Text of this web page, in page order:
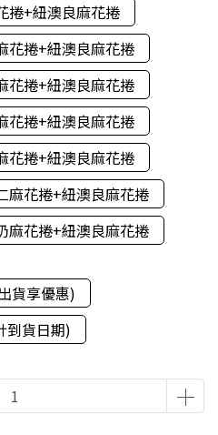
捲+紐澳良麻花捲
花捲+紐澳良麻花捲
花捲+紐澳良麻花捲
花捲+紐澳良麻花捲
花捲+紐澳良麻花捲
麻花捲+紐澳良麻花捲
麻花捲+紐澳良麻花捲
貨享優惠)
到貨日期)